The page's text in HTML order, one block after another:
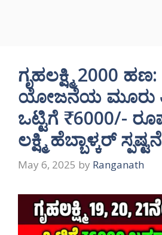
ಗೃಹಲಕ್ಷ್ಮಿ 2000 ಹಣ:
ಯೋಜನೆಯ ಮೂರು
ಒಟ್ಟಿಗೆ ₹6000/-
ಲಕ್ಷ್ಮಿ ಹೆಬ್ಬಾಳ್ಕರ್ ಸ್ಪಷ್ಟನೆ
May 6, 2025 by Ranganath